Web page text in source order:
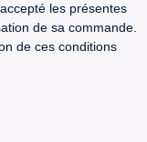
les présentes
de sa commande.
de ces conditions